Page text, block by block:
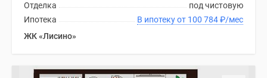
под чистовую
Отделка
В ипотеку от 100 784₽/мес
Ипотека
ЖК «Лисино»